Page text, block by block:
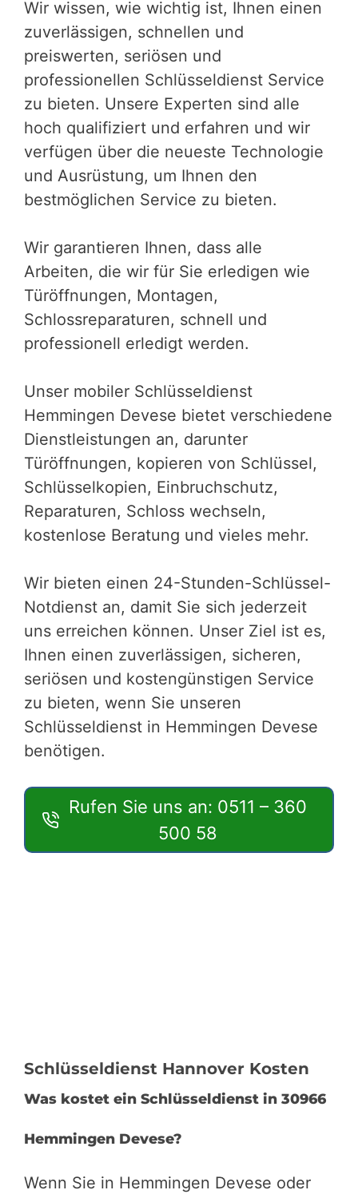
Wir wissen, wie wichtig ist, Ihnen einen
zuverlässigen, schnellen und
preiswerten, seriösen und
professionellen Schlüsseldienst Service
zu bieten. Unsere Experten sind alle
hoch qualifiziert und erfahren und wir
verfügen über die neueste Technologie
und Ausrüstung, um Ihnen den
bestmöglichen Service zu bieten.
Wir garantieren Ihnen, dass alle
Arbeiten, die wir für Sie erledigen wie
Türöffnungen, Montagen,
Schlossreparaturen, schnell und
professionell erledigt werden.
Unser mobiler Schlüsseldienst
Hemmingen Devese bietet verschiedene
Dienstleistungen an, darunter
Türöffnungen, kopieren von Schlüssel,
Schlüsselkopien, Einbruchschutz,
Reparaturen, Schloss wechseln,
kostenlose Beratung und vieles mehr.
Wir bieten einen 24-Stunden-Schlüssel-
Notdienst an, damit Sie sich jederzeit
uns erreichen können. Unser Ziel ist es,
Ihnen einen zuverlässigen, sicheren,
seriösen und kostengünstigen Service
zu bieten, wenn Sie unseren
Schlüsseldienst in Hemmingen Devese
benötigen.
Rufen Sie uns an: 0511 – 360
500 58
Schlüsseldienst Hannover Kosten
Was kostet ein Schlüsseldienst in 30966
Hemmingen Devese?
Wenn Sie in Hemmingen Devese oder